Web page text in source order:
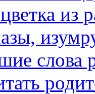
из
слова